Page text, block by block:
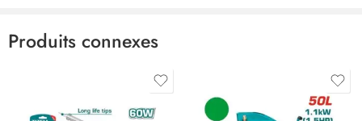
Produits connexes